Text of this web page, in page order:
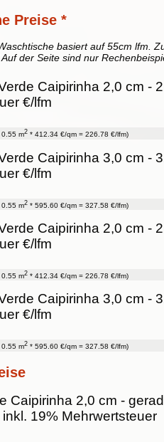
Preise *
basiert auf 55cm lfm.
der Seite sind nur
Caipirinha 2,0 cm -
€/lfm
0.55 m2 * 412.34 €/qm = 226.78 €/lfm)
Caipirinha 3,0 cm -
€/lfm
0.55 m2 * 595.60 €/qm = 327.58 €/lfm)
Caipirinha 2,0 cm -
€/lfm
0.55 m2 * 412.34 €/qm = 226.78 €/lfm)
Caipirinha 3,0 cm -
€/lfm
0.55 m2 * 595.60 €/qm = 327.58 €/lfm)
Caipirinha 2,0 cm -
19% Mehrwertsteuer